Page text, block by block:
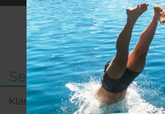
Weitere Seen in
See
Klarer See